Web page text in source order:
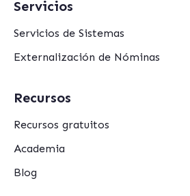
Servicios
Servicios de Sistemas
Externalización de Nóminas
Recursos
Recursos gratuitos
Academia
Blog